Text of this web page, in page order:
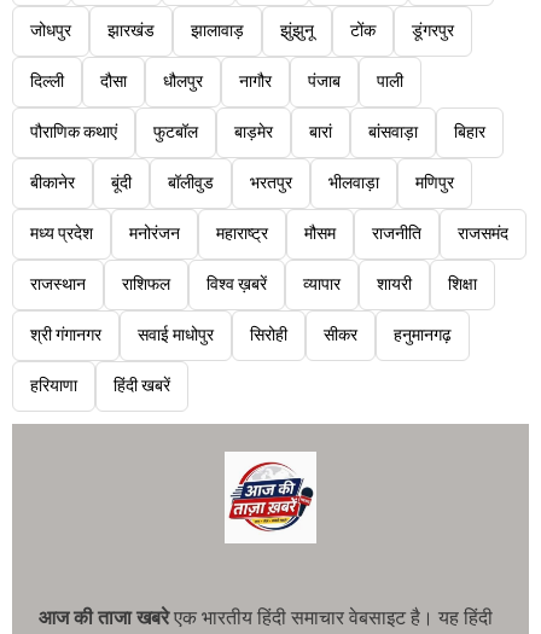
जोधपुर झारखंड झालावाड़ झुंझुनू टोंक डूंगरपुर
दिल्ली दौसा धौलपुर नागौर पंजाब पाली
पौराणिक कथाएं फुटबॉल बाड़मेर बारां बांसवाड़ा बिहार
बीकानेर बूंदी बॉलीवुड भरतपुर भीलवाड़ा मणिपुर
मध्य प्रदेश मनोरंजन महाराष्ट्र मौसम राजनीति राजसमंद
राजस्थान राशिफल विश्व ख़बरें व्यापार शायरी शिक्षा
श्री गंगानगर सवाई माधोपुर सिरोही सीकर हनुमानगढ़
हरियाणा हिंदी खबरें
आज की ताजा खबरेएक भारतीय हिंदी समाचार वेबसाइट है। यह हिंदी